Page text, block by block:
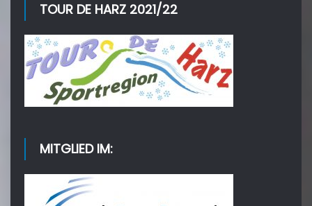
TOUR DE HARZ 2021/22
MITGLIED IM: